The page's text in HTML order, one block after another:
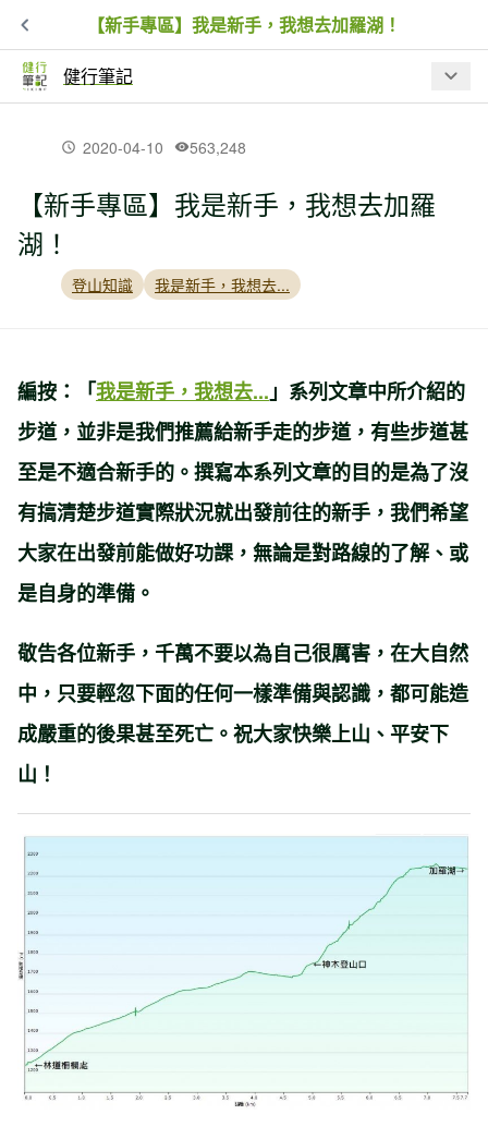
【新手專區】我是新手，我想去加羅湖！
健行筆記
最新文章
【入園資訊】因應巴威颱風來襲，林業
時代！台灣山林汲取靈感限定系列、專
屬限定商品同步開賣
2020-04-10 563,248
【新手專區】我是新手，我想去加羅
湖！
登山知識 我是新手，我想去...
編按： 「我是新手，我想去... 」系列文章中所介紹的
步道，並非是我們推薦給新手走的步道，有些步道甚
至是不適合新手的。撰寫本系列文章的目的是為了沒
有搞清楚步道實際狀況就出發前往的新手，我們希望
大家在出發前能做好功課，無論是對路線的了解、或
是自身的準備。
敬告各位新手，千萬不要以為自己很厲害，在大自然
中，只要輕忽下面的任何一樣準備與認識，都可能造
成嚴重的後果甚至死亡。祝大家快樂上山、平安下
山！